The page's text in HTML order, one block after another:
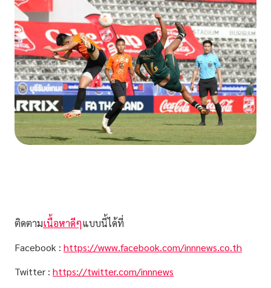
ติดตามเนื้อหาดีๆแบบนี้ได้ที่
Facebook : https://www.facebook.com/innnews.co.th
Twitter : https://twitter.com/innnews